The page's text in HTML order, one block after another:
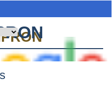
Powered by